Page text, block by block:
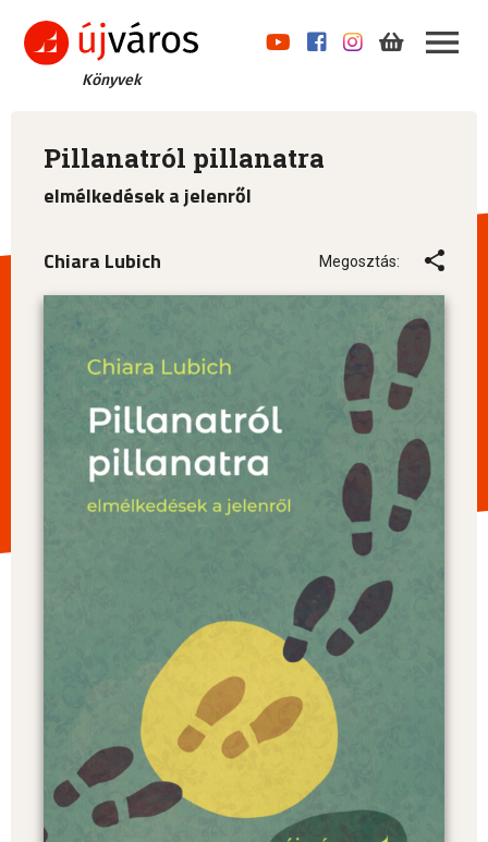
Könyvek
Pillanatról pillanatra
elmélkedések a jelenről
Chiara Lubich Megosztás: